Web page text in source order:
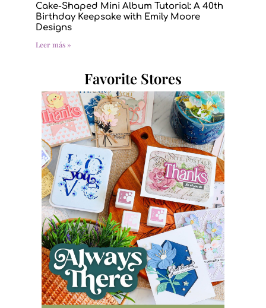
Cake-Shaped Mini Album Tutorial: A 40th
Birthday Keepsake with Emily Moore
Designs
Leer más »
Favorite Stores